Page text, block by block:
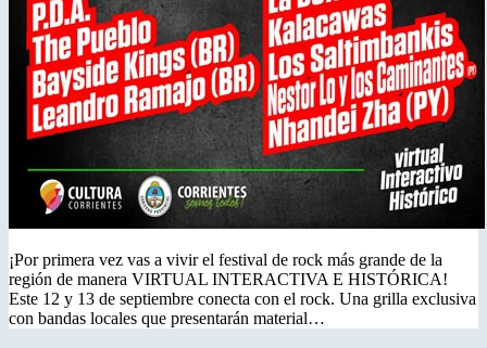
¡Por primera vez vas a vivir el festival de rock más grande de la
región de manera VIRTUAL INTERACTIVA E HISTÓRICA!
Este 12 y 13 de septiembre conecta con el rock. Una grilla exclusiva
con bandas locales que presentarán material…